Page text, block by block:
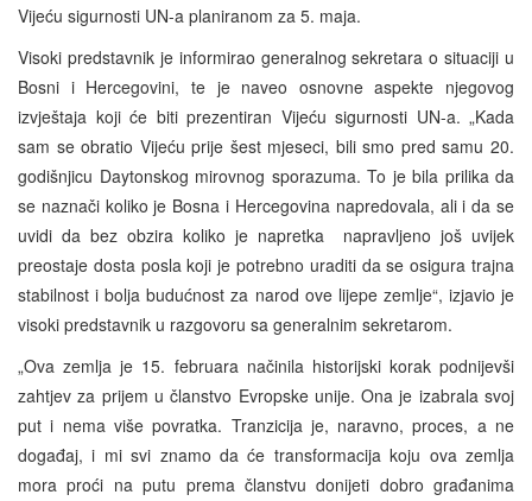
Vijeću sigurnosti UN-a planiranom za 5. maja.
Visoki predstavnik je informirao generalnog sekretara o situaciji u
Bosni i Hercegovini, te je naveo osnovne aspekte njegovog
izvještaja koji će biti prezentiran Vijeću sigurnosti UN-a. „Kada
sam se obratio Vijeću prije šest mjeseci, bili smo pred samu 20.
godišnjicu Daytonskog mirovnog sporazuma. To je bila prilika da
se naznači koliko je Bosna i Hercegovina napredovala, ali i da se
uvidi da bez obzira koliko je napretka napravljeno još uvijek
preostaje dosta posla koji je potrebno uraditi da se osigura trajna
stabilnost i bolja budućnost za narod ove lijepe zemlje“, izjavio je
visoki predstavnik u razgovoru sa generalnim sekretarom.
„Ova zemlja je 15. februara načinila historijski korak podnijevši
zahtjev za prijem u članstvo Evropske unije. Ona je izabrala svoj
put i nema više povratka. Tranzicija je, naravno, proces, a ne
događaj, i mi svi znamo da će transformacija koju ova zemlja
mora proći na putu prema članstvu donijeti dobro građanima